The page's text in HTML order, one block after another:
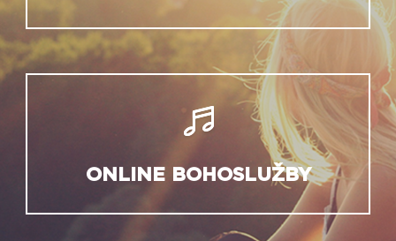
ONLINE BOHOSLUŽBY